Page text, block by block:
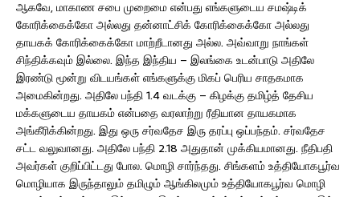
ஆகவே, மாகாண சபை முறைமை என்பது எங்களுடைய சமஷ்டிக்
கோரிக்கைக்கோ அல்லது தன்னாட்சிக் கோரிக்கைக்கோ அல்லது
தாயகக் கோரிக்கைக்கோ மாற்றீடானது அல்ல. அவ்வாறு நாங்கள்
சிந்திக்கவும் இல்லை. இந்த இந்திய – இலங்கை உடன்பாடு அதிலே
இரண்டு மூன்று விடயங்கள் எங்களுக்கு மிகப் பெரிய சாதகமாக
அமைகின்றது. அதிலே பந்தி 1.4 வடக்கு – கிழக்கு தமிழ்த் தேசிய
மக்களுடைய தாயகம் என்பதை வரலாற்று ரீதியான தாயகமாக
அங்கீரிக்கின்றது. இது ஒரு சர்வதேச இரு தரப்பு ஒப்பந்தம். சர்வதேச
சட்ட வலுவானது. அதிலே பந்தி 2.18 அதுதான் முக்கியமானது. நீதிபதி
அவர்கள் குறிப்பிட்டது போல. மொழி சார்ந்தது. சிங்களம் உத்தியோகபூர்வ
மொழியாக இருந்தாலும் தமிழும் ஆங்கிலமும் உத்தியோகபூர்வ மொழி